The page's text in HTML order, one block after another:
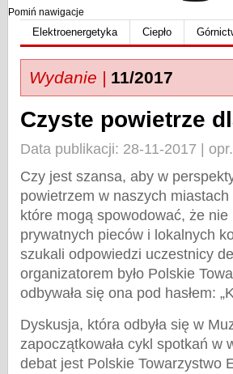
Pomiń nawigacje
Elektroenergetyka Ciepło
Wydanie | 11/2017
Czyste powietrze
Data publikacji: 28-11-2017 |
Czy jest szansa, aby w
powietrzem w naszych
które mogą spowodować, że
prywatnych pieców i lokalnych
szukali odpowiedzi uczestnicy
organizatorem było Polskie
odbywała się ona pod hasłem:
Dyskusja, która odbyła się w
zapoczątkowała cykl spotkań w
debat jest Polskie Towarzystwo